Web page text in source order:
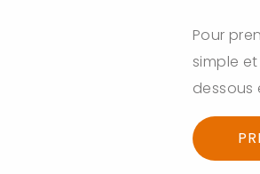
Pour
simple
dessous